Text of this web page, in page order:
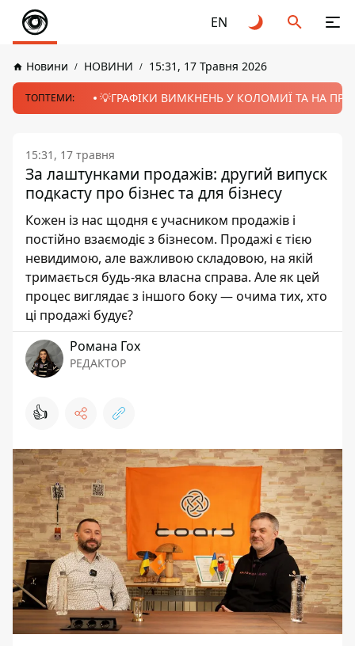
EN
Новини НОВИНИ 15:31, 17 Травня 2026
ТОПТЕМИ: 💡ГРАФІКИ ВИМКНЕНЬ У КОЛОМИЇ ТА НА
15:31, 17 травня
За лаштунками продажів: другий випуск
подкасту про бізнес та для бізнесу
Кожен із нас щодня є учасником продажів і
постійно взаємодіє з бізнесом. Продажі є тією
невидимою, але важливою складовою, на якій
тримається будь-яка власна справа. Але як цей
процес виглядає з іншого боку — очима тих, хто
ці продажі будує?
Романа Гох
РЕДАКТОР
👍